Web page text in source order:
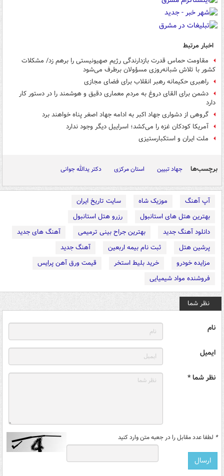
اخبار مرتبط
مقاومت حماس قدرت بازدارندگی رژیم صهیونیستی را برهم زد/ مشکلات
کشور با تلاش شبانه‌روزی مسؤولان برطرف می‌شود
راهبری حکیمانه رهبر انقلاب برای فضای مجازی
دشمن برای القای دروغ به مردم معماری دقیق و هوشمند را در دستور کار
دارد
گروهی از دشواری جهاد اکبر به ادامه‌ جهاد اصغر پناه خواهند برد
آمریکا کودکان غزه را می‌کشد؛ اسراییل دیگر وجود ندارد
ملت ایران و استکبارستیزی
برچسب‌ها جهاد تبیین استان مرکزی دکتر یدالله جوانی
آپ آهنگ موزیک شاه
سایت تاریخ ایران
بهترین هتل های استانبول
رزرو هتل استانبول
دانلود آهنگ جدید
بهترین جراح بینی ترمیمی
آهنگ های جدید
پرشین هتل
ثبت نام بیمه اربعین
آهنگ جدید
مزایده خودرو
خرید بلیط استخر
قیمت ورق آهن پرایس
فروشنده مواد شیمیایی
نظر شما
نام
ایمیل
نظر شما *
* لطفا عدد مقابل را در جعبه متن وارد کنید